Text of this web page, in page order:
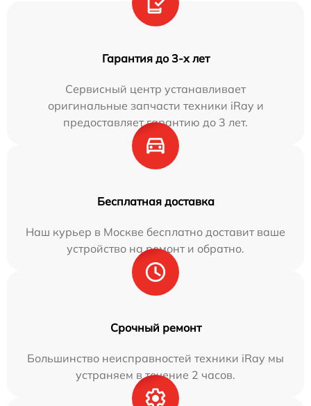
Гарантия до 3-х лет
Сервисный центр устанавливает
оригинальные запчасти техники iRay и
предоставляет гарантию до 3 лет.
Бесплатная доставка
Наш курьер в Москве бесплатно доставит ваше
устройство на ремонт и обратно.
Срочный ремонт
Большинство неисправностей техники iRay мы
устраняем в течение 2 часов.